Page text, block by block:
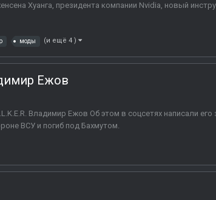
Хуанга, президента компании Nvidia, новый
моды (и ещё 4 )
Ежов
Владимир Ежов Об этом в соцсетях написали
ВСУ и погиб под Бахмутом.